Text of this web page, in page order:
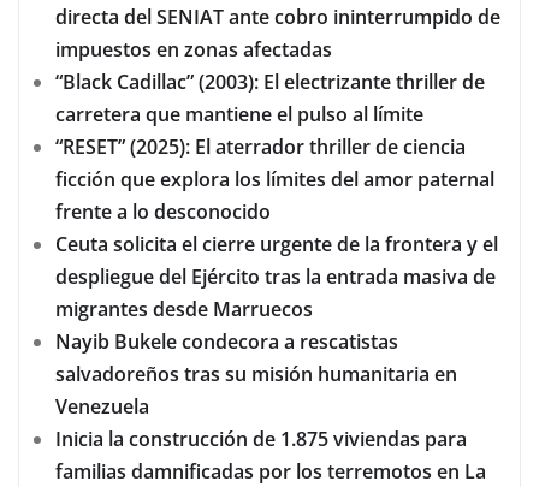
directa del SENIAT ante cobro ininterrumpido de
impuestos en zonas afectadas
“Black Cadillac” (2003): El electrizante thriller de
carretera que mantiene el pulso al límite
“RESET” (2025): El aterrador thriller de ciencia
ficción que explora los límites del amor paternal
frente a lo desconocido
Ceuta solicita el cierre urgente de la frontera y el
despliegue del Ejército tras la entrada masiva de
migrantes desde Marruecos
Nayib Bukele condecora a rescatistas
salvadoreños tras su misión humanitaria en
Venezuela
Inicia la construcción de 1.875 viviendas para
familias damnificadas por los terremotos en La